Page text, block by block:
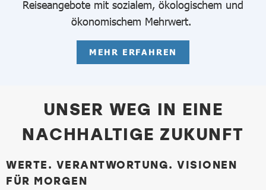
Reiseangebote mit sozialem, ökologischem und
ökonomischem Mehrwert.
MEHR ERFAHREN
UNSER WEG IN EINE
NACHHALTIGE ZUKUNFT
WERTE. VERANTWORTUNG. VISIONEN
FÜR MORGEN